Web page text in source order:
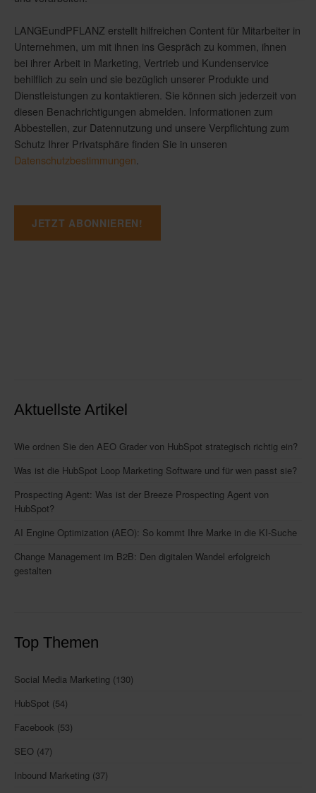
LANGEundPFLANZ erstellt hilfreichen Content für Mitarbeiter in
Unternehmen, um mit ihnen ins Gespräch zu kommen, ihnen
bei ihrer Arbeit in Marketing, Vertrieb und Kundenservice
behilflich zu sein und sie bezüglich unserer Produkte und
Dienstleistungen zu kontaktieren. Sie können sich jederzeit von
diesen Benachrichtigungen abmelden. Informationen zum
Abbestellen, zur Datennutzung und unsere Verpflichtung zum
Schutz Ihrer Privatsphäre finden Sie in unseren
Datenschutzbestimmungen.
Aktuellste Artikel
Wie ordnen Sie den AEO Grader von HubSpot strategisch richtig ein?
Was ist die HubSpot Loop Marketing Software und für wen passt sie?
Prospecting Agent: Was ist der Breeze Prospecting Agent von
HubSpot?
AI Engine Optimization (AEO): So kommt Ihre Marke in die KI-Suche
Change Management im B2B: Den digitalen Wandel erfolgreich
gestalten
Top Themen
Social Media Marketing (130)
HubSpot (54)
Facebook (53)
SEO (47)
Inbound Marketing (37)